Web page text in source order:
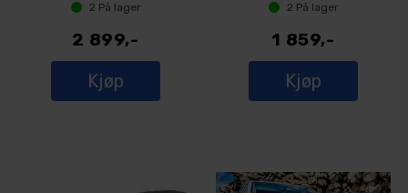
2 På lager
2 899,-
Kjøp
2 På lager
1 859,-
Kjøp